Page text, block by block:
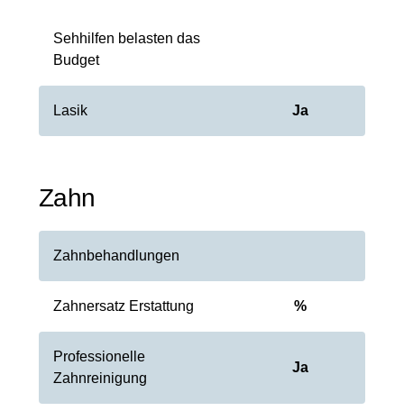
Sehhilfen belasten das
Budget
Lasik Ja
Zahn
Zahnbehandlungen
Zahnersatz Erstattung %
Professionelle
Zahnreinigung
Ja